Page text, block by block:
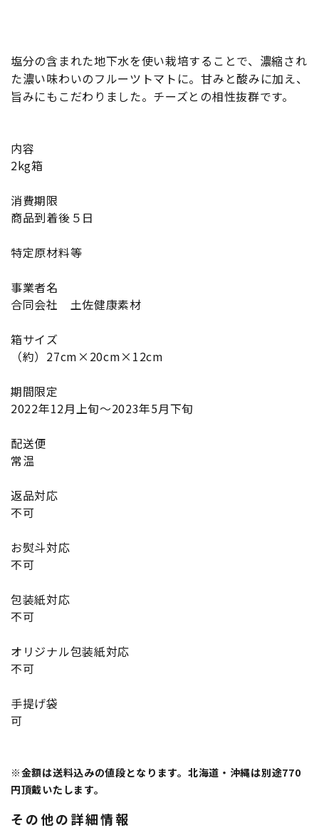
塩分の含まれた地下水を使い栽培することで、濃縮され
た濃い味わいのフルーツトマトに。甘みと酸みに加え、
旨みにもこだわりました。チーズとの相性抜群です。
内容
2kg箱
消費期限
商品到着後５日
特定原材料等
事業者名
合同会社 土佐健康素材
箱サイズ
（約）27cm×20cm×12cm
期間限定
2022年12月上旬〜2023年5月下旬
配送便
常温
返品対応
不可
お熨斗対応
不可
包装紙対応
不可
オリジナル包装紙対応
不可
手提げ袋
可
※金額は送料込みの値段となります。北海道・沖縄は別途770
円頂戴いたします。
その他の詳細情報